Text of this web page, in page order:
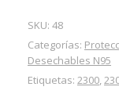
SKU: 48
Categorías:
Desechables N95
Etiquetas: 2300,